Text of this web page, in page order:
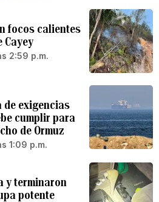
focos calientes
Cayey
2:59 p.m.
exigencias
cumplir para
de Ormuz
1:09 p.m.
y terminaron
potente